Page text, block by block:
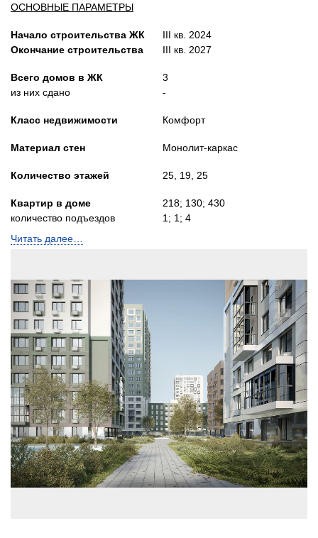
ОСНОВНЫЕ ПАРАМЕТРЫ
Начало строительства ЖК
Окончание строительства
Всего домов в ЖК
из них сдано
Класс недвижимости
Материал стен
Количество этажей
Квартир в доме
количество подъездов
Лифты
III кв. 2024
III кв. 2027
3
-
Комфорт
Монолит-каркас
25, 19, 25
218; 130; 430
1; 1; 4
Застройщик
Бренд
Телефон консультанта
ООО СЗ РАЗВИТИЕ
Север
Читать далее…